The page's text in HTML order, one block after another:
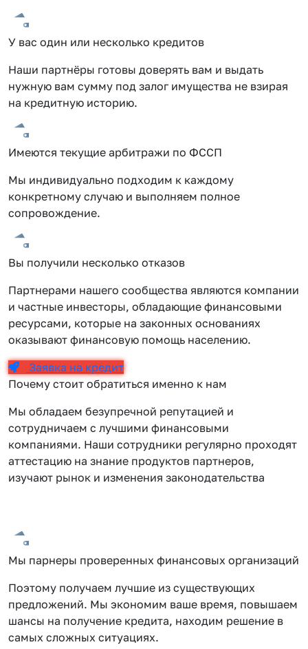
У вас один или несколько кредитов
Наши партнёры готовы доверять вам и выдать
нужную вам сумму под залог имущества не взирая
на кредитную историю.
Имеются текущие арбитражи по ФССП
Мы индивидуально подходим к каждому
конкретному случаю и выполняем полное
сопровождение.
Вы получили несколько отказов
Партнерами нашего сообщества являются компании
и частные инвесторы, обладающие финансовыми
ресурсами, которые на законных основаниях
оказывают финансовую помощь населению.
Заявка на кредит
Почему стоит обратиться именно к нам
Мы обладаем безупречной репутацией и
сотрудничаем с лучшими финансовыми
компаниями. Наши сотрудники регулярно проходят
аттестацию на знание продуктов партнеров,
изучают рынок и изменения законодательства
Мы парнеры проверенных финансовых организаций
Поэтому получаем лучшие из существующих
предложений. Мы экономим ваше время, повышаем
шансы на получение кредита, находим решение в
самых сложных ситуациях.